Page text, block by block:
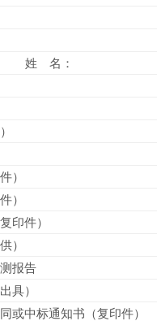
名：
）
）
印件）
）
报告
具）
或中标通知书（复印件）